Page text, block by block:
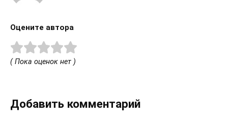
Оцените автора
( Пока оценок нет )
Добавить комментарий